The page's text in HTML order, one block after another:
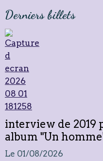
Derniers billets
interview de 2019
album "Un
Le 01/08/2026